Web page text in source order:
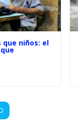
que niños: el